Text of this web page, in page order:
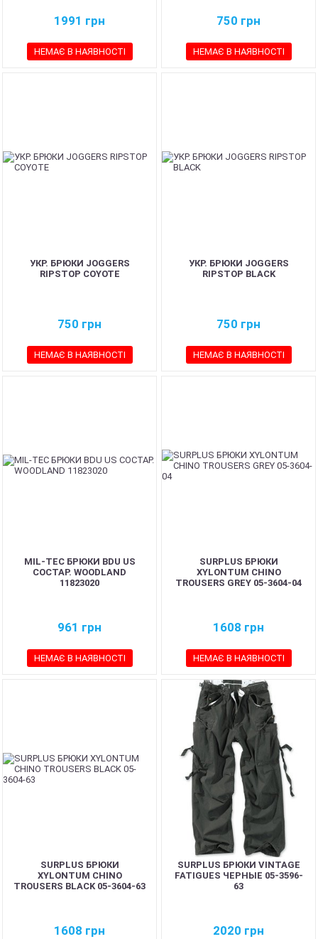
1991 грн
НЕМАЄ В НАЯВНОСТІ
750 грн
НЕМАЄ В НАЯВНОСТІ
УКР. БРЮКИ JOGGERS
RIPSTOP COYOTE
750 грн
НЕМАЄ В НАЯВНОСТІ
УКР. БРЮКИ JOGGERS
RIPSTOP BLACK
750 грн
НЕМАЄ В НАЯВНОСТІ
MIL-TEC БРЮКИ BDU US
СОСТАР. WOODLAND
11823020
961 грн
НЕМАЄ В НАЯВНОСТІ
SURPLUS БРЮКИ
XYLONTUM CHINO
TROUSERS GREY 05-3604-04
1608 грн
НЕМАЄ В НАЯВНОСТІ
SURPLUS БРЮКИ
XYLONTUM CHINO
TROUSERS BLACK 05-3604-63
1608 грн
SURPLUS БРЮКИ VINTAGE
FATIGUES ЧЕРНЫЕ 05-3596-
63
2020 грн